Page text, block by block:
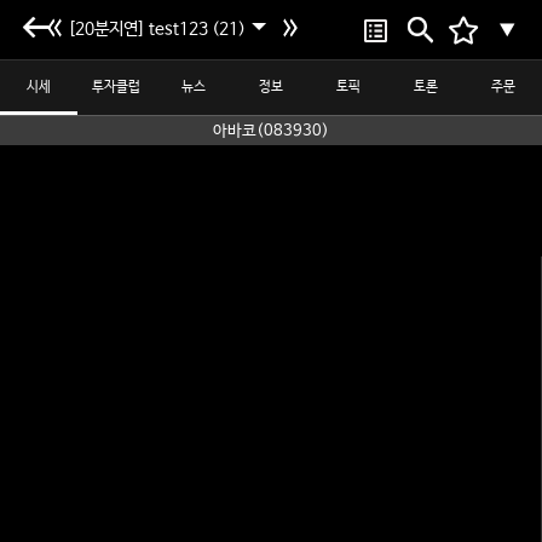
[20분지연] test123 (21) ▼
시세 투자클럽 뉴스 정보 토픽 토론 주문
아바코(083930)